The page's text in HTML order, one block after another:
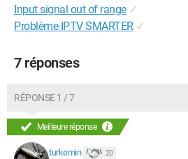
Input signal out of range ✓
Problème IPTV SMARTER ✓
7 réponses
RÉPONSE 1 / 7
Meilleure réponse
turkemin 20